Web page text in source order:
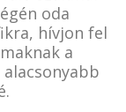
oda
hívjon fel
a